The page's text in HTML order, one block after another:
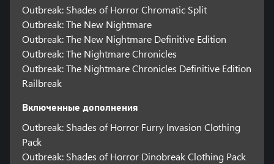
Outbreak: Shades of Horror Chromatic Split
Outbreak: The New Nightmare
Outbreak: The New Nightmare Definitive Edition
Outbreak: The Nightmare Chronicles
Outbreak: The Nightmare Chronicles Definitive Edition
Railbreak
Включенные дополнения
Outbreak: Shades of Horror Furry Invasion Clothing
Pack
Outbreak: Shades of Horror Dinobreak Clothing Pack